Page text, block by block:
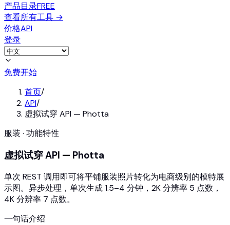
产品目录FREE
查看所有工具 →
价格API
登录
免费开始
首页/
API/
虚拟试穿 API — Photta
服装 · 功能特性
虚拟试穿 API — Photta
单次 REST 调用即可将平铺服装照片转化为电商级别的模特展
示图。异步处理，单次生成 1.5–4 分钟，2K 分辨率 5 点数，
4K 分辨率 7 点数。
一句话介绍